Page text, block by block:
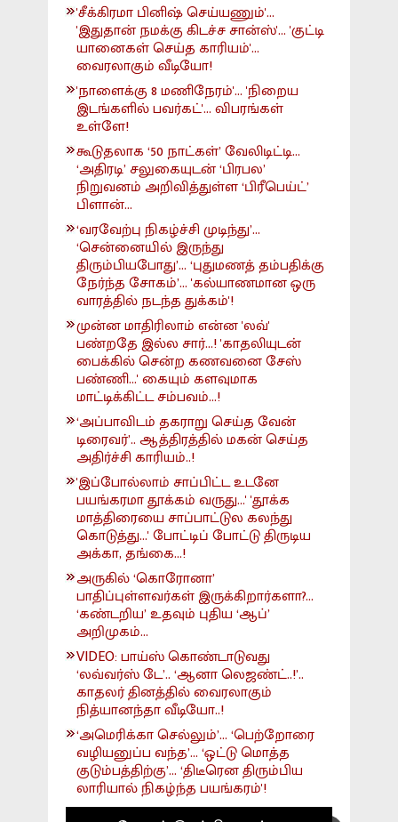
'சீக்கிரமா பினிஷ் செய்யணும்'...
'இதுதான் நமக்கு கிடச்ச சான்ஸ்'... 'குட்டி
யானைகள் செய்த காரியம்'...
வைரலாகும் வீடியோ!
'நாளைக்கு 8 மணிநேரம்'... 'நிறைய
இடங்களில் பவர்கட்'... விபரங்கள்
உள்ளே!
கூடுதலாக ‘50 நாட்கள்’ வேலிடிட்டி...
‘அதிரடி’ சலுகையுடன் ‘பிரபல’
நிறுவனம் அறிவித்துள்ள ‘பிரீபெய்ட்’
பிளான்...
‘வரவேற்பு நிகழ்ச்சி முடிந்து’...
‘சென்னையில் இருந்து
திரும்பியபோது’... ‘புதுமணத் தம்பதிக்கு
நேர்ந்த சோகம்’... 'கல்யாணமான ஒரு
வாரத்தில் நடந்த துக்கம்'!
முன்ன மாதிரிலாம் என்ன 'லவ்'
பண்றதே இல்ல சார்...! 'காதலியுடன்
பைக்கில் சென்ற கணவனை சேஸ்
பண்ணி...' கையும் களவுமாக
மாட்டிக்கிட்ட சம்பவம்...!
‘அப்பாவிடம் தகராறு செய்த வேன்
டிரைவர்’.. ஆத்திரத்தில் மகன் செய்த
அதிர்ச்சி காரியம்..!
'இப்போல்லாம் சாப்பிட்ட உடனே
பயங்கரமா தூக்கம் வருது...' 'தூக்க
மாத்திரையை சாப்பாட்டுல கலந்து
கொடுத்து...' போட்டிப் போட்டு திருடிய
அக்கா, தங்கை...!
அருகில் ‘கொரோனா’
பாதிப்புள்ளவர்கள் இருக்கிறார்களா?...
‘கண்டறிய’ உதவும் புதிய ‘ஆப்’
அறிமுகம்...
VIDEO: பாய்ஸ் கொண்டாடுவது
‘லவ்வர்ஸ் டே’.. ‘ஆனா லெஜண்ட்..!’..
காதலர் தினத்தில் வைரலாகும்
நித்யானந்தா வீடியோ..!
‘அமெரிக்கா செல்லும்’... ‘பெற்றோரை
வழியனுப்ப வந்த’... ‘ஒட்டு மொத்த
குடும்பத்திற்கு’... ‘திடீரென திரும்பிய
லாரியால் நிகழ்ந்த பயங்கரம்'!